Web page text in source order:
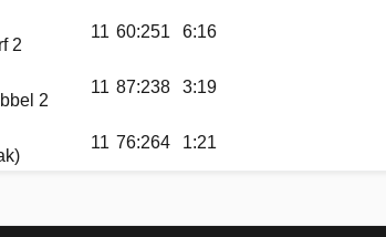
2
11 60:251 6:16
2
11 87:238 3:19
11 76:264 1:21